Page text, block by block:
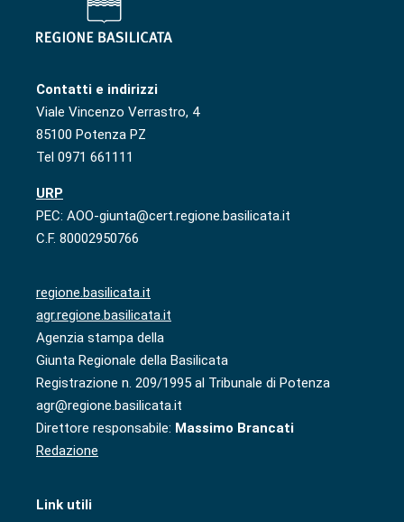
Contatti e indirizzi
Viale Vincenzo Verrastro, 4
85100 Potenza PZ
Tel 0971 661111
URP
PEC: AOO-giunta@cert.regione.basilicata.it
C.F. 80002950766
regione.basilicata.it
agr.regione.basilicata.it
Agenzia stampa della
Giunta Regionale della Basilicata
Registrazione n. 209/1995 al Tribunale di Potenza
agr@regione.basilicata.it
Direttore responsabile: Massimo Brancati
Redazione
Link utili